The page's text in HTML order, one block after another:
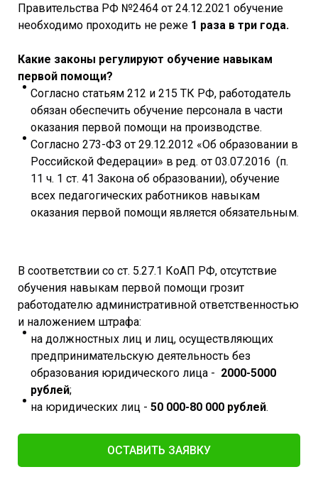
Правительства РФ №2464 от 24.12.2021 обучение
необходимо проходить не реже 1 раза в три года.
Какие законы регулируют обучение навыкам
первой помощи?
Согласно статьям 212 и 215 ТК РФ, работодатель
обязан обеспечить обучение персонала в части
оказания первой помощи на производстве.
Согласно 273-ФЗ от 29.12.2012 «Об образовании в
Российской Федерации» в ред. от 03.07.2016 (п.
11 ч. 1 ст. 41 Закона об образовании), обучение
всех педагогических работников навыкам
оказания первой помощи является обязательным.
В соответствии со ст. 5.27.1 КоАП РФ, отсутствие
обучения навыкам первой помощи грозит
работодателю административной ответственностью
и наложением штрафа:
на должностных лиц и лиц, осуществляющих
предпринимательскую деятельность без
образования юридического лица - 2000-5000
рублей;
на юридических лиц - 50 000-80 000 рублей.
ОСТАВИТЬ ЗАЯВКУ​